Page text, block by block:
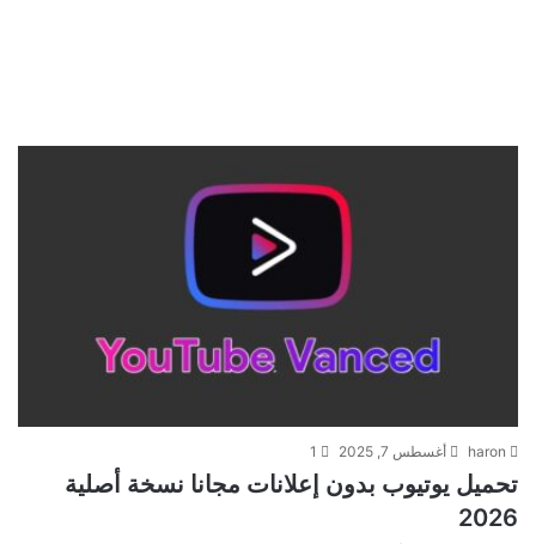
haron أغسطس 7, 2025 1
تحميل يوتيوب بدون إعلانات مجانا نسخة أصلية
2026